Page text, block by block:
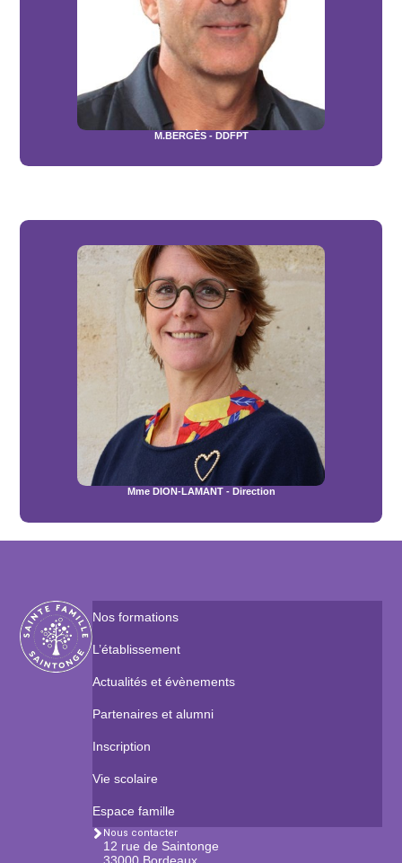
M.BERGÈS - DDFPT
Mme DION-LAMANT - Direction
Nos formations
L’établissement
Actualités et évènements
Partenaires et alumni
Inscription
Vie scolaire
Espace famille
Nous contacter
12 rue de Saintonge
33000 Bordeaux